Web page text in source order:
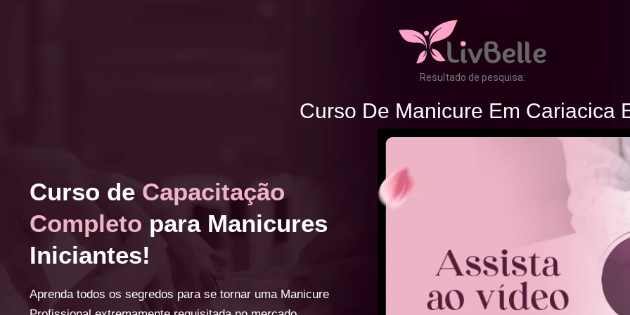
Resultado de pesquisa:
Curso De Manicure Em Cariacica
Curso de Capacitação
Completo para Manicures
Iniciantes!
Aprenda todos os segredos para se tornar uma Manicure